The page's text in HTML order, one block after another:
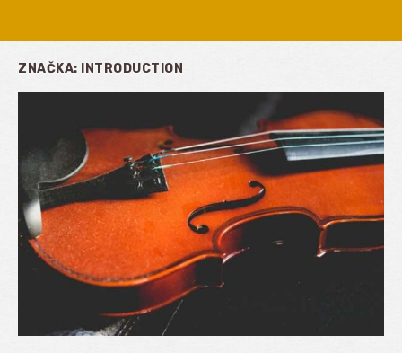
ZNAČKA: INTRODUCTION